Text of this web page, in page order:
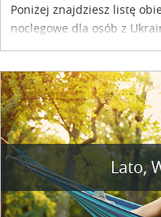
Poniżej znajdziesz listę
noclegowe dla osób z
Lato,